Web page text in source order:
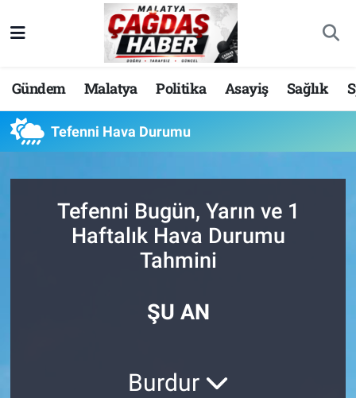
Gündem Malatya Politika Asayiş Sağlık
Tefenni Hava Durumu
Tefenni Bugün, Yarın ve 1
Haftalık Hava Durumu
Tahmini
ŞU AN
Burdur
Nöbetçi Eczaneler
Hava Durumu
Malatya Namaz Vakitleri
Trafik Durumu
Süper Lig Puan Durumu ve Fikstür
Son Dakika Haberleri